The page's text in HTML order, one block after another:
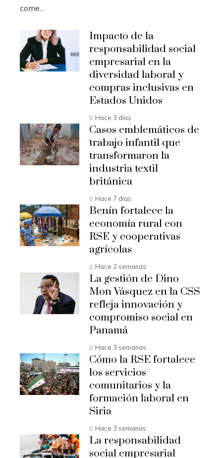
come...
Impacto de la
responsabilidad social
empresarial en la
diversidad laboral y
compras inclusivas en
Estados Unidos
Hace 3 días
Casos emblemáticos de
trabajo infantil que
transformaron la
industria textil
británica
Hace 7 días
Benín fortalece la
economía rural con
RSE y cooperativas
agrícolas
Hace 2 semanas
La gestión de Dino
Mon Vásquez en la CSS
refleja innovación y
compromiso social en
Panamá
Hace 3 semanas
Cómo la RSE fortalece
los servicios
comunitarios y la
formación laboral en
Siria
Hace 3 semanas
La responsabilidad
social empresarial